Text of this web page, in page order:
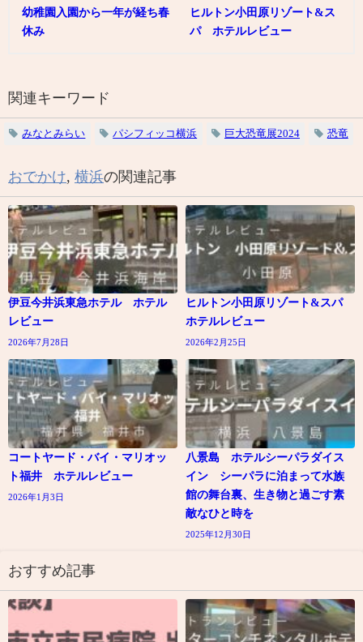
幼稚園入園から一年が経ち春
休み
ヒルトン小田原リゾート&ス
パ ホテルレビュー
関連キーワード
みなとみらい パシフィッコ横浜 巨大恐竜展2024 恐竜
おでかけ, 横浜の関連記事
伊豆今井浜東急ホテル ホテル
レビュー
2026年7月28日
ヒルトン小田原リゾート&スパ
ホテルレビュー
2026年2月25日
コートヤード・バイ・マリオッ
ト福井 ホテルレビュー
2026年1月3日
八景島 ホテルシーパラダイス
イン シーパラに泊まって水族
館の舞台裏、生き物と過ごす素
敵なひと時を
2025年12月30日
おすすめ記事